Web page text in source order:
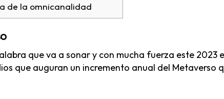
de la omnicanalidad
que va a sonar y con mucha fuerza este 2023
que auguran un incremento anual del Metaverso